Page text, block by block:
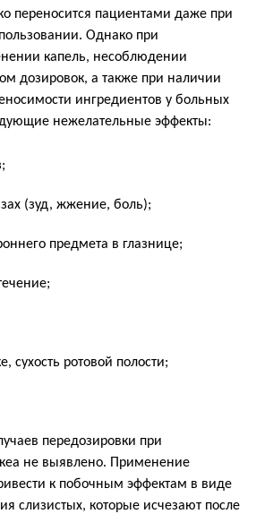
переносится пациентами даже при
Однако при
капель, несоблюдении
дозировок, а также при наличии
ингредиентов у больных
нежелательные эффекты:
(зуд, жжение, боль);
предмета в глазнице;
сухость ротовой полости;
передозировки при
не выявлено. Применение
к побочным эффектам в виде
слизистых, которые исчезают после